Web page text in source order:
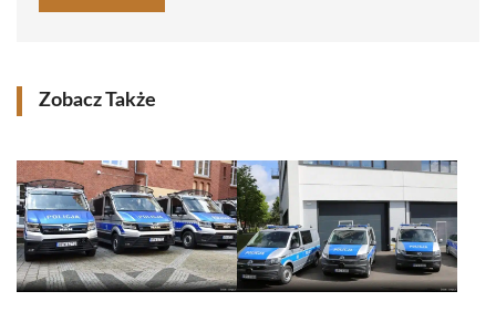
Zobacz Także